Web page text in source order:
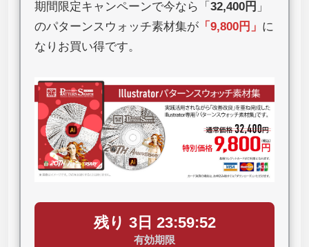
期間限定キャンペーンで今なら「 32,400円 」
のパターンスウォッチ素材集が 「 9,800円 」 に
なりお買い得です。
残り 3日 23:59:51
有効期限